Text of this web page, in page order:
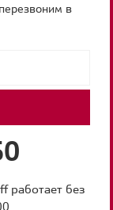
в
работает без